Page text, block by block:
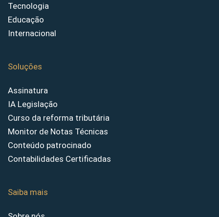
Tecnologia
Educação
Internacional
Soluções
Assinatura
IA Legislação
Curso da reforma tributária
Monitor de Notas Técnicas
Conteúdo patrocinado
Contabilidades Certificadas
Saiba mais